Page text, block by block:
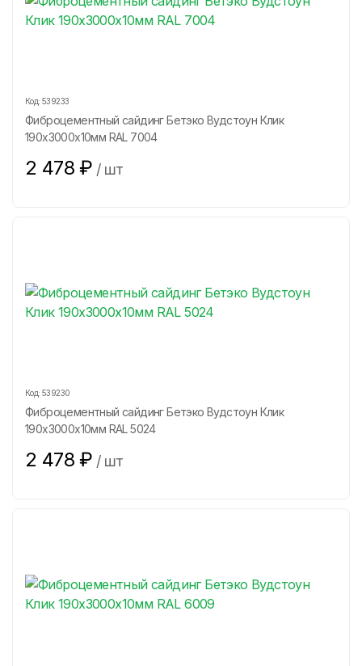
Код: 539233
Фиброцементный сайдинг Бетэко Вудстоун Клик
190х3000х10мм RAL 7004
2 478 ₽ / шт
Код: 539230
Фиброцементный сайдинг Бетэко Вудстоун Клик
190х3000х10мм RAL 5024
2 478 ₽ / шт